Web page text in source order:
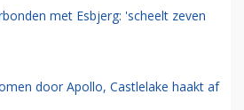
met Esbjerg: 'scheelt zeven
door Apollo, Castlelake haakt af